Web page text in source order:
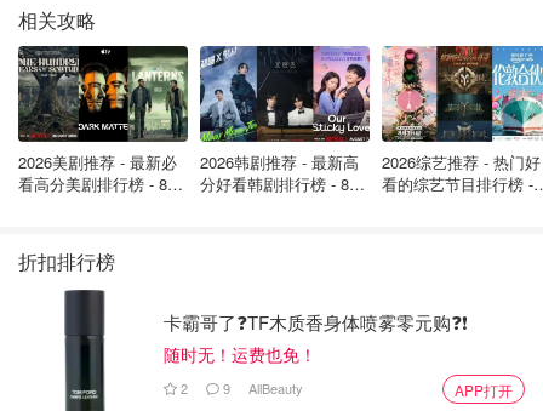
不过，视频问诊并不意味着完全“线上化”。检查、扫描、手
术等仍会在离患者最近的实体医院进行。NHS England 负
责择期护理的国家临床主任斯特拉·维格教授表示，更快
速、更便捷的诊断方式“将带来真实而积极的影响”。
这项改革也是英国医疗系统持续推进数字化的最新一步。去
年起，英格兰所有 GP 诊所已被要求提供在线预约服务，
英国医疗的未来，真的越来越像“手机点一点就能搞定”的时
英国医疗大变革！斯塔默宣布2027年
相关攻略
2026美剧推荐 - 最新必
看高分美剧排行榜 - 8月
2026韩剧推荐 - 最新高
分好看韩剧排行榜 - 8月
2026综艺推荐 - 热门好
看的综艺节目排行榜 -
折扣排行榜
卡霸哥了❓TF木质香身体喷雾零元购❓❗
随时无！运费也免！
2 9 AllBeauty APP打开